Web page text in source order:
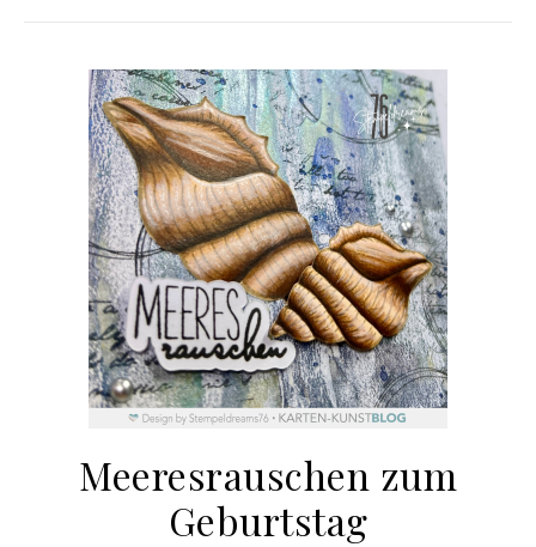
Meeresrauschen zum
Geburtstag